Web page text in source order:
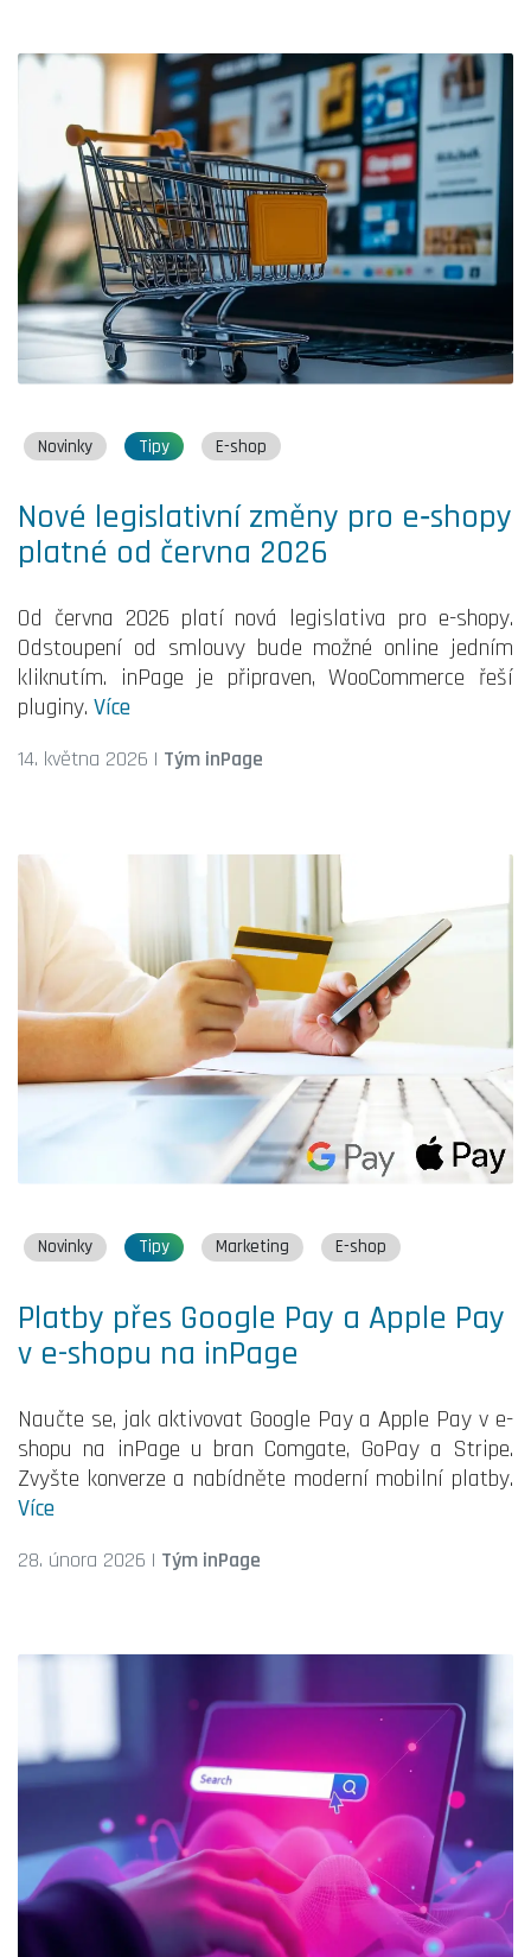
Novinky Tipy E-shop
Nové legislativní změny pro e‑shopy
platné od června 2026
Od června 2026 platí nová legislativa pro e-shopy.
Odstoupení od smlouvy bude možné online jedním
kliknutím. inPage je připraven, WooCommerce řeší
pluginy. Více
14. května 2026 | Tým inPage
Novinky Tipy Marketing E-shop
Platby přes Google Pay a Apple Pay
v e-shopu na inPage
Naučte se, jak aktivovat Google Pay a Apple Pay v e-
shopu na inPage u bran Comgate, GoPay a Stripe.
Zvyšte konverze a nabídněte moderní mobilní platby.
Více
28. února 2026 | Tým inPage